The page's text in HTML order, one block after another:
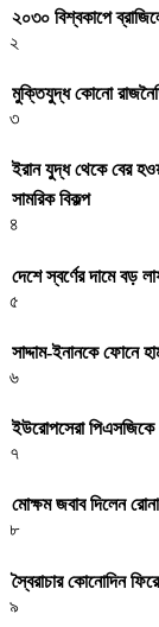
২০৩০ বিশ্বকাপে
২
মুক্তিযুদ্ধ কোনো
৩
ইরান যুদ্ধ থেকে বের
সামরিক বিকল্প
৪
দেশে স্বর্ণের দামে বড়
৫
সাদ্দাম-ইনানকে ফোনে
৬
ইউরোপসেরা পিএসজিকে
৭
মোক্ষম জবাব দিলেন
৮
স্বৈরাচার কোনোদিন
৯